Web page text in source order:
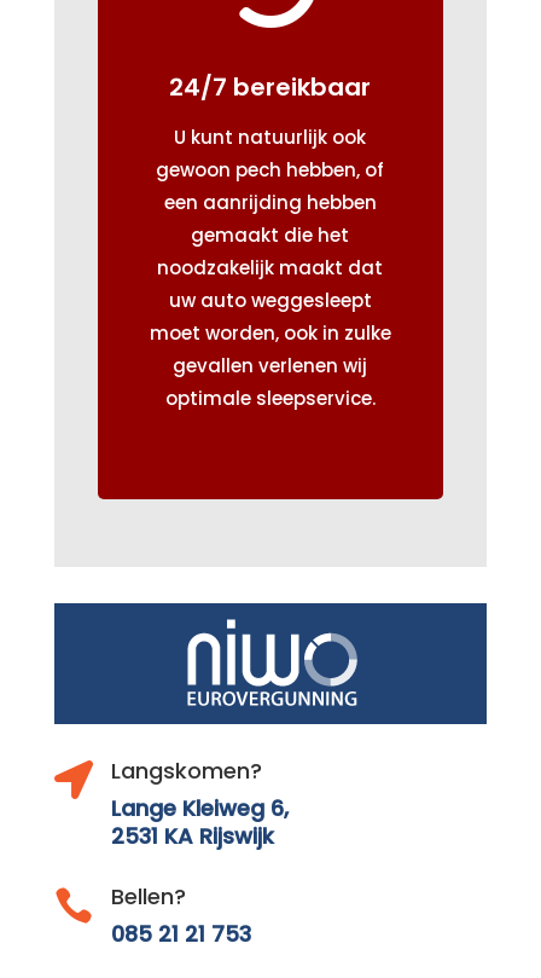
24/7 bereikbaar
U kunt natuurlijk ook
gewoon pech hebben, of
een aanrijding hebben
gemaakt die het
noodzakelijk maakt dat
uw auto weggesleept
moet worden, ook in zulke
gevallen verlenen wij
optimale sleepservice.

Langskomen?
Lange Kleiweg 6,
2531 KA Rijswijk

Bellen?
085 21 21 753